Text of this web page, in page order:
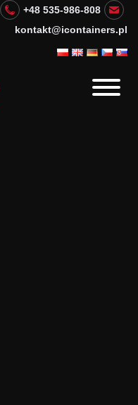
+48 535-986-808
kontakt@icontainers.pl